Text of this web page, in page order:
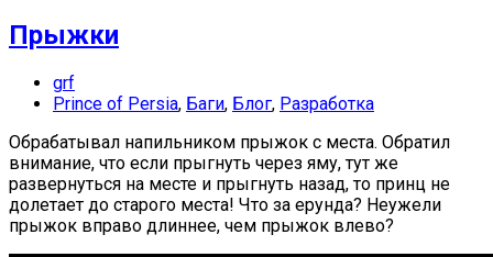
Прыжки
grf
Prince of Persia, Баги, Блог, Разработка
Обрабатывал напильником прыжок с места. Обратил
внимание, что если прыгнуть через яму, тут же
развернуться на месте и прыгнуть назад, то принц не
долетает до старого места! Что за ерунда? Неужели
прыжок вправо длиннее, чем прыжок влево?